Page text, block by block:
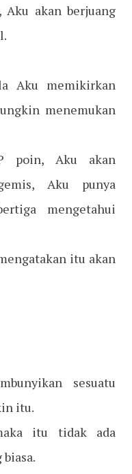
akan berjuang
Aku memikirkan
menemukan
poin, Aku akan
Aku punya
mengetahui
itu akan
sesuatu
itu.
itu tidak ada